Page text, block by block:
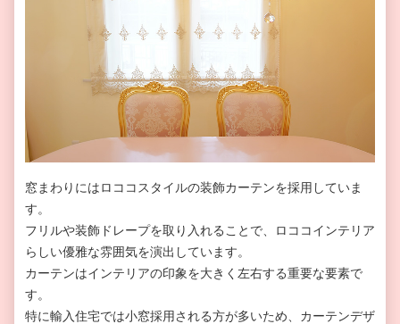
窓まわりにはロココスタイルの装飾カーテンを採用していま
す。
フリルや装飾ドレープを取り入れることで、ロココインテリア
らしい優雅な雰囲気を演出しています。
カーテンはインテリアの印象を大きく左右する重要な要素で
す。
特に輸入住宅では小窓採用される方が多いため、カーテンデザ